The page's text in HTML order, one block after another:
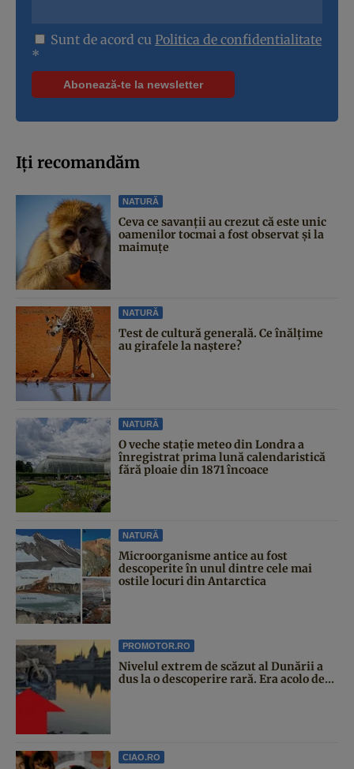
Sunt de acord cu Politica de confidentialitate
*
Iți recomandăm
NATURĂ
Ceva ce savanții au crezut că este unic
oamenilor tocmai a fost observat și la
maimuțe
NATURĂ
Test de cultură generală. Ce înălțime
au girafele la naștere?
NATURĂ
O veche stație meteo din Londra a
înregistrat prima lună calendaristică
fără ploaie din 1871 încoace
NATURĂ
Microorganisme antice au fost
descoperite în unul dintre cele mai
ostile locuri din Antarctica
PROMOTOR.RO
Nivelul extrem de scăzut al Dunării a
dus la o descoperire rară. Era acolo de...
CIAO.RO